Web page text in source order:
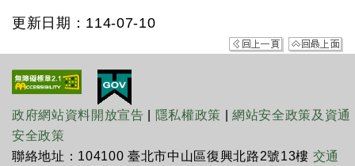
更新日期：114-07-10
政府網站資料開放宣告 隱私權政策 |網站安全政策及資通
安全政策
聯絡地址：104100 臺北市中山區復興北路2號13樓 交通